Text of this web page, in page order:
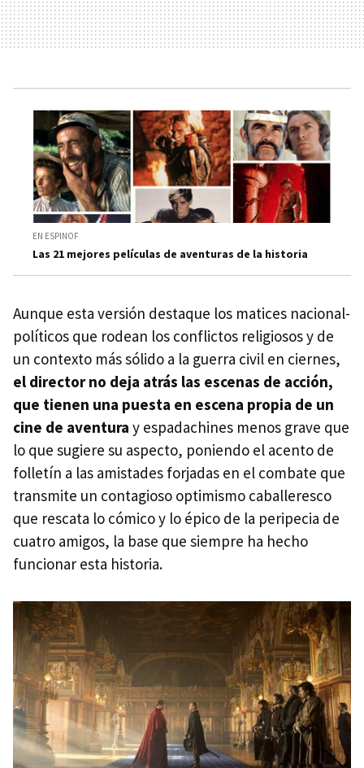
EN ESPINOF
Las 21 mejores películas de aventuras de la historia
Aunque esta versión destaque los matices nacional-
políticos que rodean los conflictos religiosos y de
un contexto más sólido a la guerra civil en ciernes,
el director no deja atrás las escenas de acción,
que tienen una puesta en escena propia de un
cine de aventura y espadachines menos grave que
lo que sugiere su aspecto, poniendo el acento de
folletín a las amistades forjadas en el combate que
transmite un contagioso optimismo caballeresco
que rescata lo cómico y lo épico de la peripecia de
cuatro amigos, la base que siempre ha hecho
funcionar esta historia.